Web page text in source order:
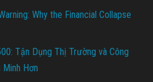
Why the Financial Collapse
Tận Dụng Thị Trường và Công
Hơn